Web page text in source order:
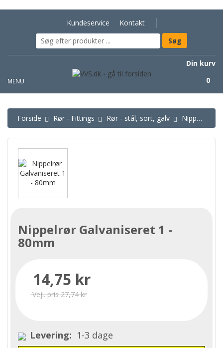
Kundeservice Kontakt
MENU
Din kurv
0
Forside Rør - Fittings Rør - stål, sort, galv Nippelrør galvaniseret
Nippelrør Galvaniseret 1 -
80mm
14,75 kr
Vejl. pris 27,74 kr
Levering: 1-3 dage